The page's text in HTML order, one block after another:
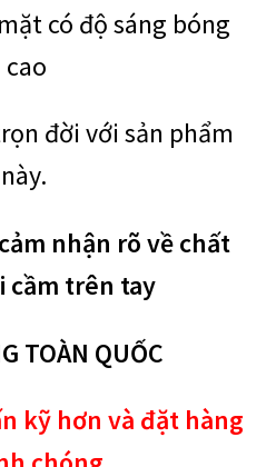
có độ sáng bóng
cao
đời với sản phẩm
này.
nhận rõ về chất
cầm trên tay
TOÀN QUỐC
kỹ hơn và đặt hàng